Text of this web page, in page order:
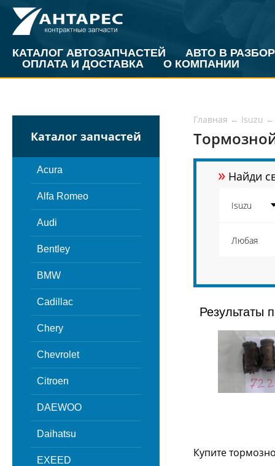
КАТАЛОГ АВТОЗАПЧАСТЕЙ
АВТО В РАЗБОР
ОПЛАТА И ДОСТАВКА
О КОМПАНИИ
Каталог запчастей
Acura
Alfa Romeo
Audi
Bentley
BMW
Cadillac
Chery
Chevrolet
Citroen
DAEWOO
Daihatsu
EXEED
Главная ← Isuzu ←
» Найди
Результаты
Купите